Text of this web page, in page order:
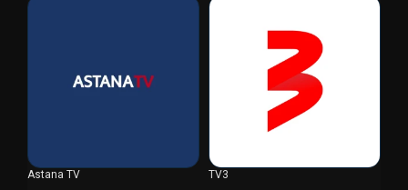
Astana TV TV3